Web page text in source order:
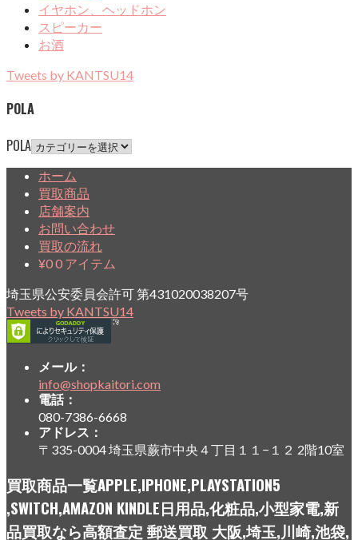
イヤホン、ヘッドホン
スピーカー
お酒
Tweets by KANTSU14
POLA
POLA
ホーム
買取商品
店舗案内
お問い合わせ
買取の流れ
¥00 アイテム
埼玉県公安委員会許可 第431020038207号
Tweets by KANTSU14
メール：
info@shopkaitori.com
電話：
080-7386-6668
アドレス：
〒335-0004 埼玉県蕨市中央４丁目１１−１２ 2階10室
買取商品一覧APPLE,IPHONE,PLAYSTATION5
,SWITCH,AMAZON KINDLE日用品,化粧品,小型家電,新
品買取なら高額査定 郵送買取 大阪,埼玉,川崎,池袋,